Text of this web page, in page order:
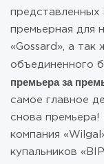
представленных
премьерная для
«Gossard», а так
объединенного
премьера за
самое главное
снова премьера!
компания
купальников